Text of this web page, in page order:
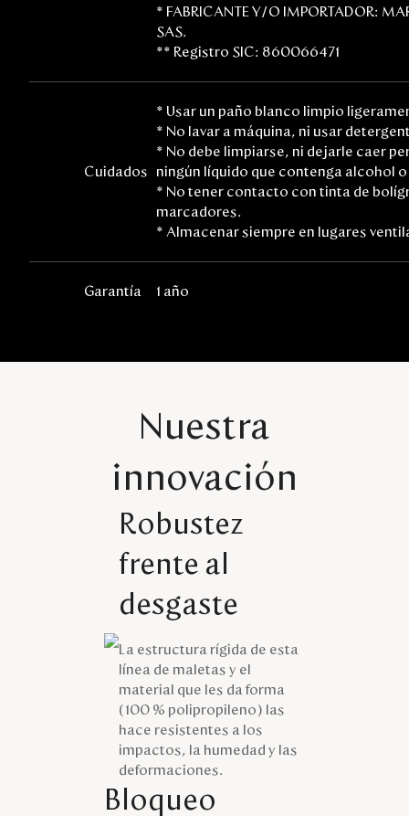
* FABRICANTE Y/O IMPORTADOR:
SAS.
** Registro SIC: 860066471
Cuidados
* Usar un paño blanco limpio
* No lavar a máquina, ni usar
* No debe limpiarse, ni dejarle caer
ningún líquido que contenga alcohol
* No tener contacto con tinta de
marcadores.
* Almacenar siempre en lugares
Garantía 1 año
Nuestra
innovación
Robustez
frente al
desgaste
La estructura rígida de esta
línea de maletas y el
material que les da forma
(100 % polipropileno) las
hace resistentes a los
impactos, la humedad y las
deformaciones.
Bloqueo